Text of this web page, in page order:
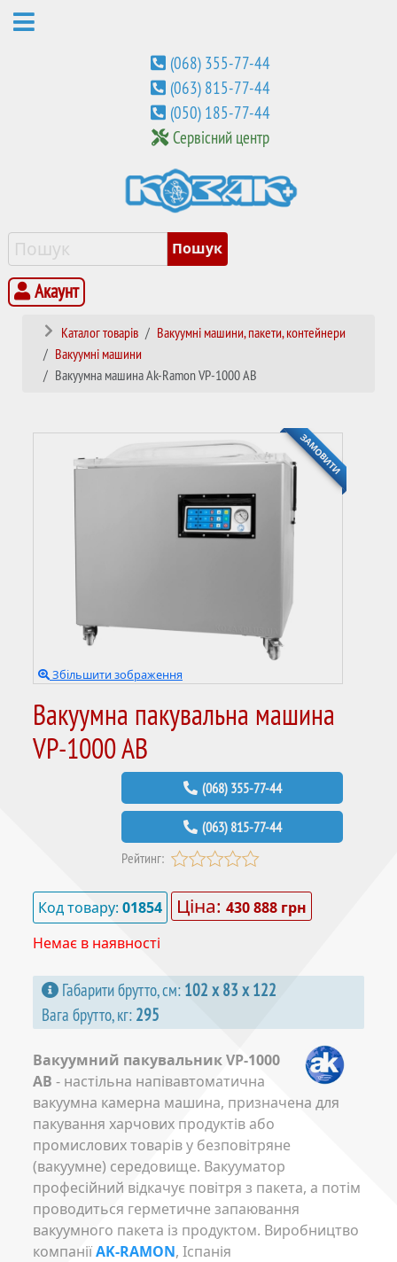
(068) 355-77-44
(063) 815-77-44
(050) 185-77-44
Сервісний центр
Акаунт
Каталог товарів
Вакуумні машини, пакети, контейнери
Вакуумні машини
Вакуумна машина Ak-Ramon VP-1000 AB
ЗАМОВИТИ
Збільшити зображення
Вакуумна пакувальна машина
VP-1000 AB
(068) 355-77-44
(063) 815-77-44
Рейтинг:
Код товару: 01854 Ціна: 430 888 грн
Немає в наявності
Габарити брутто, см: 102 х 83 х 122
Вага брутто, кг: 295
Вакуумний пакувальник VP-1000
AB - настільна напівавтоматична
вакуумна камерна машина, призначена для
пакування харчових продуктів або
промислових товарів у безповітряне
(вакуумне) середовище. Вакууматор
професійний відкачує повітря з пакета, а потім
проводиться герметичне запаювання
вакуумного пакета із продуктом. Виробництво
компаніїAK-RAMON, Іспанія